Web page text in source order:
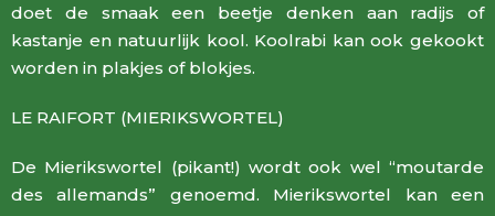
doet de smaak een beetje denken aan radijs of
kastanje en natuurlijk kool. Koolrabi kan ook gekookt
worden in plakjes of blokjes.
LE RAIFORT (MIERIKSWORTEL)
De Mierikswortel (pikant!) wordt ook wel “moutarde
des allemands” genoemd. Mierikswortel kan een